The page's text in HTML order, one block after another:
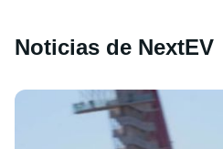
Noticias de NextEV